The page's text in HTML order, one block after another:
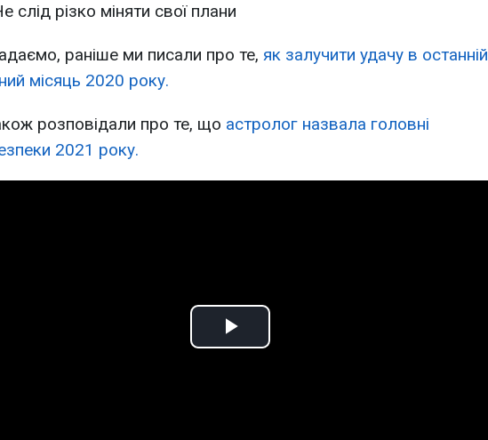
слід різко міняти свої плани
раніше ми писали про те, як залучити удачу в останній
місяць 2020 року.
розповідали про те, що астролог назвала головні
2021 року.
Play